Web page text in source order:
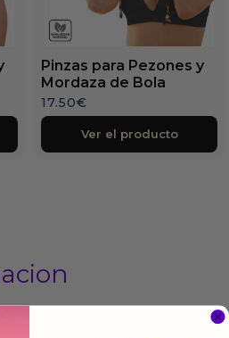
Pinzas para Pezones y
Mordaza de Bola
17.50€
Ver el producto
en el aire, justo